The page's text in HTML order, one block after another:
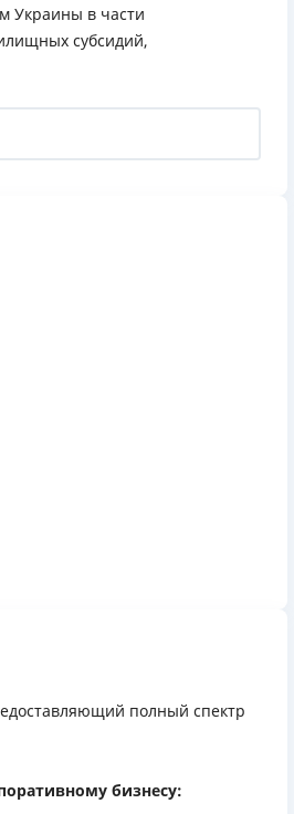
Украины в части
субсидий,
полный спектр
бизнесу: